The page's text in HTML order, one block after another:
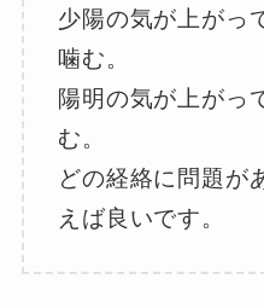
少陽の気が上がっ
噛む。
陽明の気が上がっ
む。
どの経絡に問題が
えば良いです。